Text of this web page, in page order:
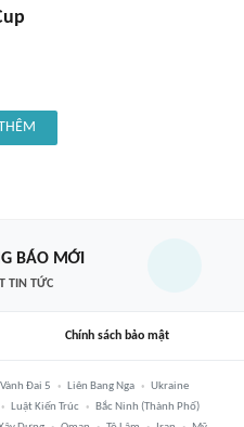
BÁO MỚI
TIN TỨC
Chính sách bảo mật
Đai 5 Liên Bang Nga
Ukraine
Luật Kiến Trúc
Bắc Ninh (thành Phố)